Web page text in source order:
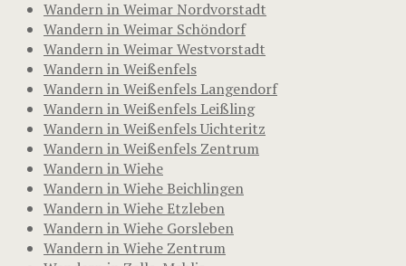
Wandern in Weimar Nordvorstadt
Wandern in Weimar Schöndorf
Wandern in Weimar Westvorstadt
Wandern in Weißenfels
Wandern in Weißenfels Langendorf
Wandern in Weißenfels Leißling
Wandern in Weißenfels Uichteritz
Wandern in Weißenfels Zentrum
Wandern in Wiehe
Wandern in Wiehe Beichlingen
Wandern in Wiehe Etzleben
Wandern in Wiehe Gorsleben
Wandern in Wiehe Zentrum